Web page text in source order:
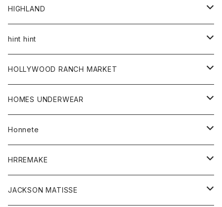
アウター
ジャケット
トップス
シャツ
カーディガン
ボトム
グッズ
帽子
HIGHLAND
帽子
hint hint
ストール
HOLLYWOOD RANCH MARKET
アウター
カーディガン
コート
アクセサリー
ウォレット
ストール
キッズ
Tシャツ
グッズ
HOMES UNDERWEAR
アウター
カーディガン
コート
キッズ
Tシャツ
グッズ
Honnete
ブラウス
ワンピース
HRREMAKE
バック
JACKSON MATISSE